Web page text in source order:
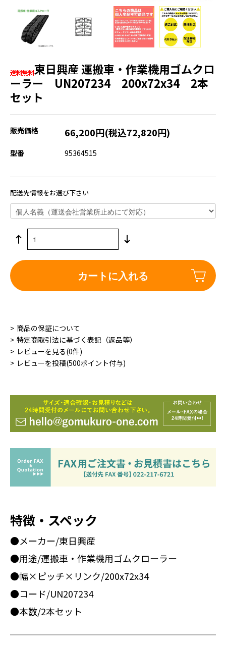
東日興産 運搬車・作業機用ゴムクロ
ーラー UN207234 200x72x34 2本
セット
販売価格 66,200円(税込72,820円)
型番 95364515
配送先情報をお選び下さい
カートに入れる
商品の保証について
特定商取引法に基づく表記（返品等）
レビューを見る(0件)
レビューを投稿(500ポイント付与)
特徴・スペック
●メーカー/東日興産
●用途/運搬車・作業機用ゴムクローラー
●幅×ピッチ×リンク/200x72x34
●コード/UN207234
●本数/2本セット